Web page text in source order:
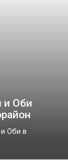
и Оби
Оби в